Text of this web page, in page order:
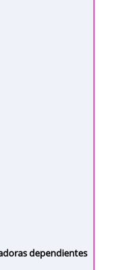
dependientes